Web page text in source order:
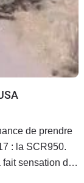
de prendre
: la SCR950.
fait sensation du